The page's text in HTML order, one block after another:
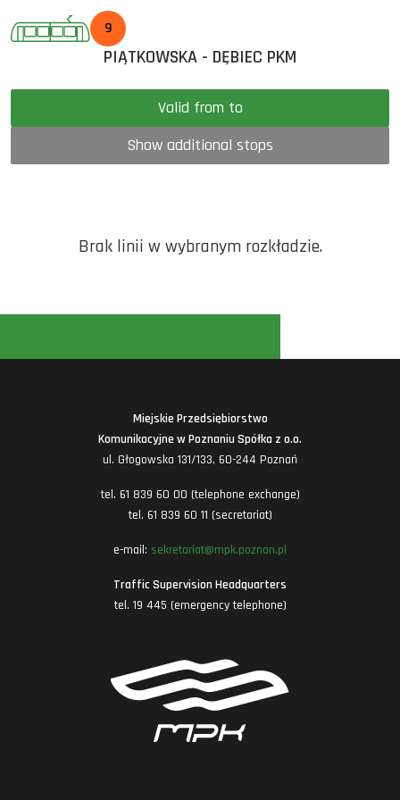
9
PIĄTKOWSKA - DĘBIEC PKM
Valid from to
Show additional stops
Brak linii w wybranym rozkładzie.
Miejskie Przedsiębiorstwo
Komunikacyjne w Poznaniu Spółka z o.o.
ul. Głogowska 131/133, 60-244 Poznań
tel. 61 839 60 00 (telephone exchange)
tel. 61 839 60 11 (secretariat)
e-mail: sekretariat@mpk.poznan.pl
Traffic Supervision Headquarters
tel. 19 445 (emergency telephone)